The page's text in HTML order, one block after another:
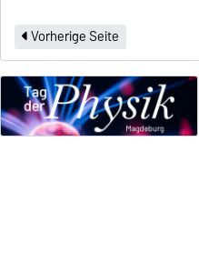
Vorherige Seite